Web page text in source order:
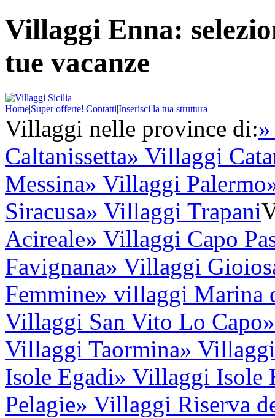
Villaggi Enna:
tue vacanze
Home|Super offerte!|Contatti|Inserisci la tua struttura
Villaggi nelle province di:
Caltanissetta» Villaggi
Messina» Villaggi Palermo
Siracusa» Villaggi Trapani
Acireale» Villaggi Capo
Favignana» Villaggi
Femmine» villaggi Marina
Villaggi San Vito Lo Capo
Villaggi Taormina»
Isole Egadi» Villaggi Isole
Pelagie» Villaggi Riserva